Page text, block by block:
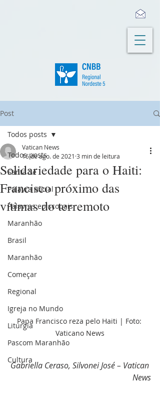
Post
Todos posts
Santa Sé
Palavra oficial
Palavras episcopais
Maranhão
Brasil
Maranhão
Começar
Regional
Igreja no Mundo
Liturgia
Pascom Maranhão
Cultura
Todos posts
Solidariedade para o Haiti:
Francisco próximo das
vítimas do terremoto
Vatican News
16 de ago. de 2021 3 min de leitura
Papa Francisco reza pelo Haiti | Foto:
Vaticano News
Gabriella Ceraso, Silvonei José – Vatican
News